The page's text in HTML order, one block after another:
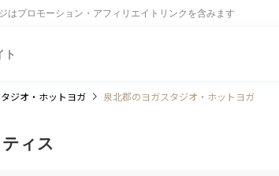
はプロモーション・アフィリエイトリンクを含みます
ト
ジオ・ホットヨガ 泉北郡のヨガスタジオ・ホットヨガ
ィス